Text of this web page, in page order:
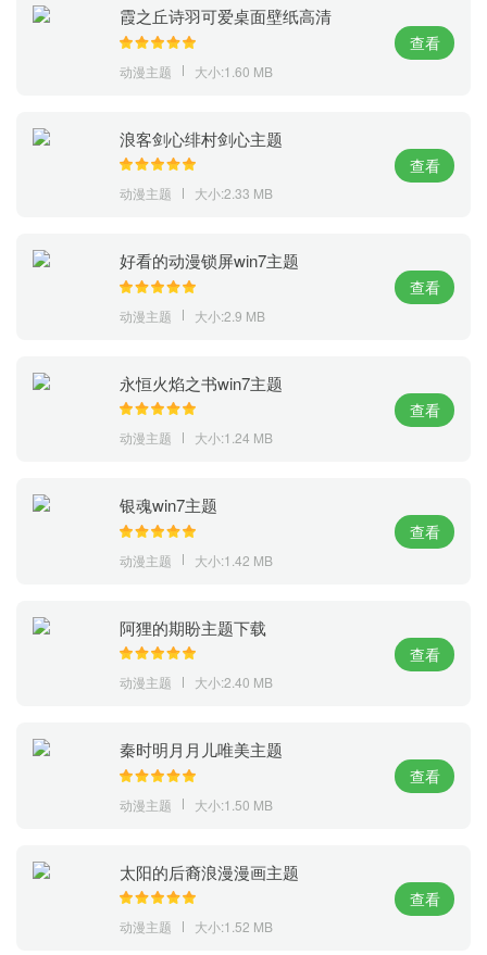
霞之丘诗羽可爱桌面壁纸高清
动漫主题 大小:1.60 MB
查看
浪客剑心绯村剑心主题
动漫主题 大小:2.33 MB
查看
好看的动漫锁屏win7主题
动漫主题 大小:2.9 MB
查看
永恒火焰之书win7主题
动漫主题 大小:1.24 MB
查看
银魂win7主题
动漫主题 大小:1.42 MB
查看
阿狸的期盼主题下载
动漫主题 大小:2.40 MB
查看
秦时明月月儿唯美主题
动漫主题 大小:1.50 MB
查看
太阳的后裔浪漫漫画主题
动漫主题 大小:1.52 MB
查看